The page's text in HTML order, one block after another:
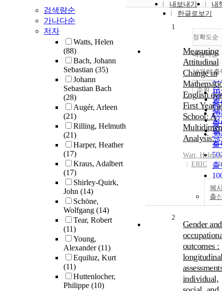
검색량순
가나다순
저자
Watts, Helen
(88)
Bach, Johann
Sebastian (35)
Johann
Sebastian Bach
(28)
Augér, Arleen
(21)
Rilling, Helmuth
(21)
Harper, Heather
(17)
Kraus, Adalbert
(17)
Shirley-Quirk,
John (14)
Schöne,
Wolfgang (14)
Tear, Robert
(11)
Young,
Alexander(11)
Equiluz, Kurt
(11)
Huttenlocher,
Philippe (10)
내보내기
내
한글로보기
정확도순
정
순
인
순
연
제
저
발
관
내림차순
내
10개씩 출
10
출
20
출
30
출
50
출
출
조회
1
Measuring
Attitudinal
Change in
English
First Year
School: A
Analysis.
Watt, Helen
ERIC
복
출
2
Gender and
outcomes :
individual,